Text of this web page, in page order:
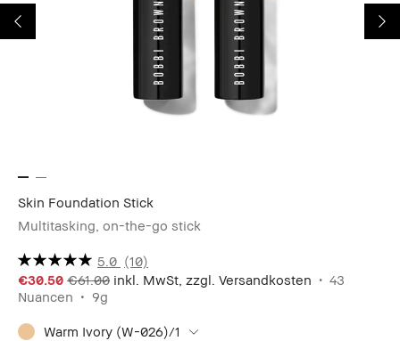
Skin Foundation Stick
Multitasking, on-the-go stick
5.0 (10)
€30.50 €61.00 inkl. MwSt, zzgl. Versandkosten
43
Nuancen
9g
Warm Ivory (W-026)/1